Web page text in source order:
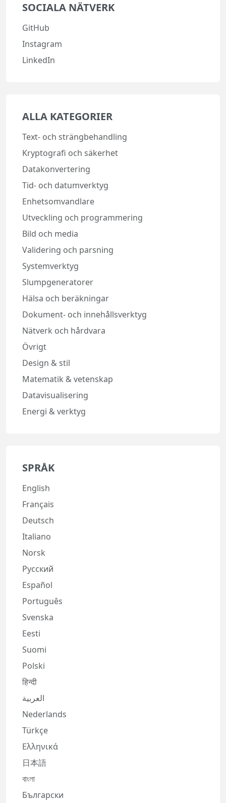
SOCIALA NÄTVERK
GitHub
Instagram
LinkedIn
ALLA KATEGORIER
Text‑ och strängbehandling
Kryptografi och säkerhet
Datakonvertering
Tid‑ och datumverktyg
Enhetsomvandlare
Utveckling och programmering
Bild och media
Validering och parsning
Systemverktyg
Slumpgeneratorer
Hälsa och beräkningar
Dokument‑ och innehållsverktyg
Nätverk och hårdvara
Övrigt
Design & stil
Matematik & vetenskap
Datavisualisering
Energi & verktyg
SPRÅK
English
Français
Deutsch
Italiano
Norsk
Русский
Español
Português
Svenska
Eesti
Suomi
Polski
हिन्दी
العربية
Nederlands
Türkçe
Ελληνικά
日本語
বাংলা
Български